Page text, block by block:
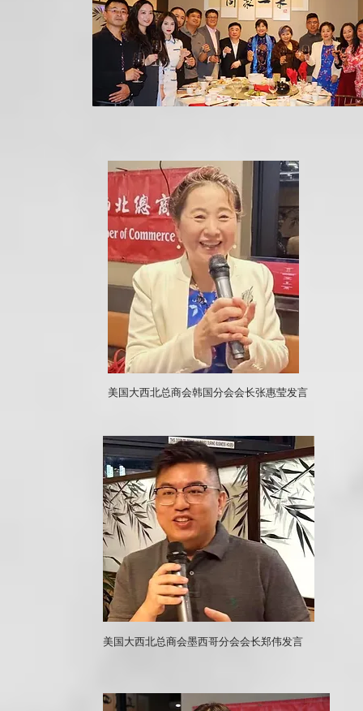
美国大西北总商会韩国分会会长张惠莹发言
美国大西北总商会墨西哥分会会长郑伟发言